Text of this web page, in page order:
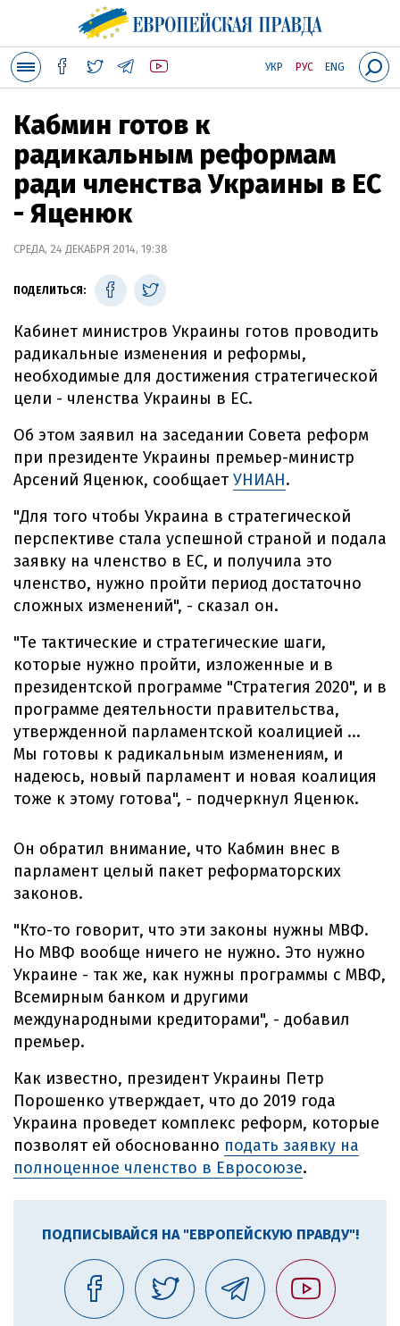
УКР РУС ENG
Кабмин готов к
радикальным реформам
ради членства Украины в ЕС
- Яценюк
СРЕДА, 24 ДЕКАБРЯ 2014, 19:38
ПОДЕЛИТЬСЯ:
Кабинет министров Украины готов проводить
радикальные изменения и реформы,
необходимые для достижения стратегической
цели - членства Украины в ЕС.
Об этом заявил на заседании Совета реформ
при президенте Украины премьер-министр
Арсений Яценюк, сообщает УНИАН.
"Для того чтобы Украина в стратегической
перспективе стала успешной страной и подала
заявку на членство в ЕС, и получила это
членство, нужно пройти период достаточно
сложных изменений", - сказал он.
"Те тактические и стратегические шаги,
которые нужно пройти, изложенные и в
президентской программе "Стратегия 2020", и в
программе деятельности правительства,
утвержденной парламентской коалицией ...
Мы готовы к радикальным изменениям, и
надеюсь, новый парламент и новая коалиция
тоже к этому готова", - подчеркнул Яценюк.
Он обратил внимание, что Кабмин внес в
парламент целый пакет реформаторских
законов.
"Кто-то говорит, что эти законы нужны МВФ.
Но МВФ вообще ничего не нужно. Это нужно
Украине - так же, как нужны программы с МВФ,
Всемирным банком и другими
международными кредиторами", - добавил
премьер.
Как известно, президент Украины Петр
Порошенко утверждает, что до 2019 года
Украина проведет комплекс реформ, которые
позволят ей обоснованно подать заявку на
полноценное членство в Евросоюзе.
ПОДПИСЫВАЙСЯ НА "ЕВРОПЕЙСКУЮ ПРАВДУ"!